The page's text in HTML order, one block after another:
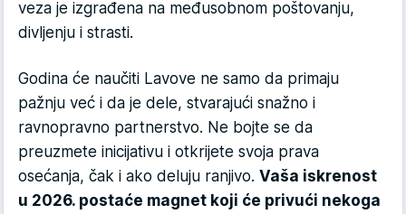
veza je izgrađena na međusobnom poštovanju,
divljenju i strasti.
Godina će naučiti Lavove ne samo da primaju
pažnju već i da je dele, stvarajući snažno i
ravnopravno partnerstvo. Ne bojte se da
preuzmete inicijativu i otkrijete svoja prava
osećanja, čak i ako deluju ranjivo. Vaša iskrenost
u 2026. postaće magnet koji će privući nekoga